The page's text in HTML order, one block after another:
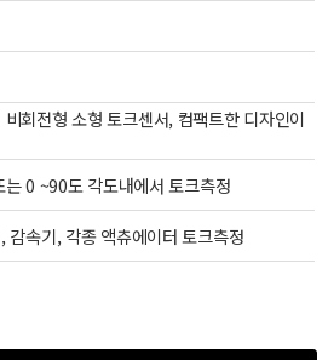
회전형 소형 토크센서, 컴팩트한 디자인이
0 ~90도 각도내에서 토크측정
감속기, 각종 액츄에이터 토크측정